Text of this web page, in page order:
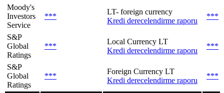
Moody's
Investors
Service
***
LT- foreign currency
Kredi derecelendirme raporu
***
S&P
Global
Ratings
***
Local Currency LT
Kredi derecelendirme raporu
***
S&P
Global
Ratings
***
Foreign Currency LT
Kredi derecelendirme raporu
***